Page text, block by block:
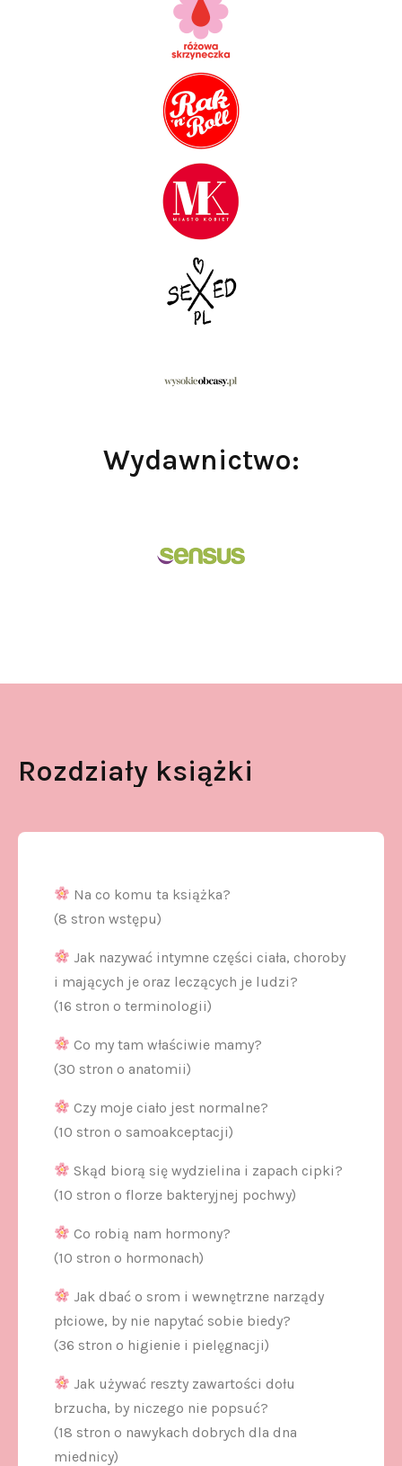
Wydawnictwo:
Rozdziały książki
Na co komu ta książka?
(8 stron wstępu)
Jak nazywać intymne części ciała, choroby
i mających je oraz leczących je ludzi?
(16 stron o terminologii)
Co my tam właściwie mamy?
(30 stron o anatomii)
Czy moje ciało jest normalne?
(10 stron o samoakceptacji)
Skąd biorą się wydzielina i zapach cipki?
(10 stron o florze bakteryjnej pochwy)
Co robią nam hormony?
(10 stron o hormonach)
Jak dbać o srom i wewnętrzne narządy
płciowe, by nie napytać sobie biedy?
(36 stron o higienie i pielęgnacji)
Jak używać reszty zawartości dołu
brzucha, by niczego nie popsuć?
(18 stron o nawykach dobrych dla dna
miednicy)